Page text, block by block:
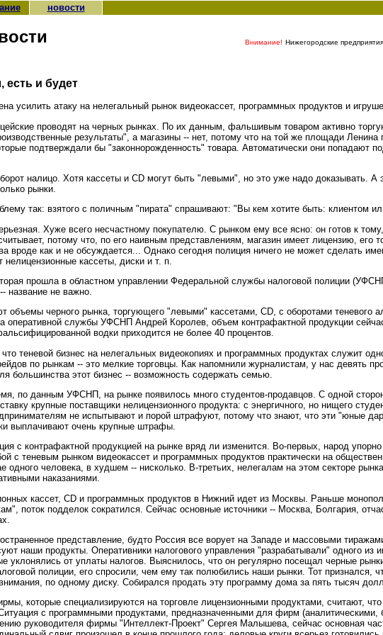
новости
Внимание! Нижегородские
и будет
усилить атаку на нелегальный рынок видеокассет, программных продуктов и
проводят на черных рынках. По их данным, фальшивым товаром активно
результаты", а магазины -- нет, потому что на той же площади
подтверждали бы "законнорожденность" товара. Автоматически они попадают
налицо. Хотя кассеты и CD могут быть "левыми", но это уже надо доказывать. А
рынки.
так: взятого с поличным "пирата" спрашивают: "Вы кем хотите быть: клиентом
Хуже всего несчастному покупателю. С рынком ему все ясно: он готов к
потому что, по его наивным представлениям, магазин имеет лицензию, его
вроде как и не обсуждается... Однако сегодня полиция ничего не может сделать
кассеты, диски и т. п.
прошла в областном управлении Федеральной службы налоговой полиции
название не важно.
объемы черного рынка, торгующего "левыми" кассетами, CD, с оборотами теневого
оперативной службы УФСНП Андрей Королев, объем контрафактной продукции
водки приходится не более 40 процентов.
теневой бизнес на нелегальных видеокопиях и программных продуктах служит
по рынкам -- это мелкие торговцы. Как напомнили журналистам, у нас девять
большинства этот бизнес -- возможность содержать семью.
по данным УФСНП, на рынке появилось много студентов-продавцов. С одной
крупные поставщики нелицензионного продукта: с энергичного, но нищего
не испытывают и порой штрафуют, потому что знают, что эти "юные
выплачивают очень крупные штрафы.
с контрафактной продукцией на рынке вряд ли изменится. Во-первых, народ
с теневым рынком видеокассет и программных продуктов практически на
человека, в худшем -- нисколько. В-третьих, нелегалам на этом секторе
наказаниями.
кассет, CD и программных продуктов в Нижний идет из Москвы. Раньше
поток подделок сократился. Сейчас основные источники -- Москва, Болгария,
представление, будто Россия все ворует на Западе и массовыми
наши продукты. Оперативники налогового управления "разрабатывали" одного из
уклонялись от уплаты налогов. Выяснилось, что он регулярно посещал черные
полиции, его спросили, чем ему так полюбились наши рынки. Тот признался,
по одному диску. Собирался продать эту программу дома за пять тысяч
которые специализируются на торговле лицензионными продуктами, считают,
с программными продуктами, предназначенными для фирм (аналитическими,
руководителя фирмы "Интеллект-Проект" Сергея Малышева, сейчас основная